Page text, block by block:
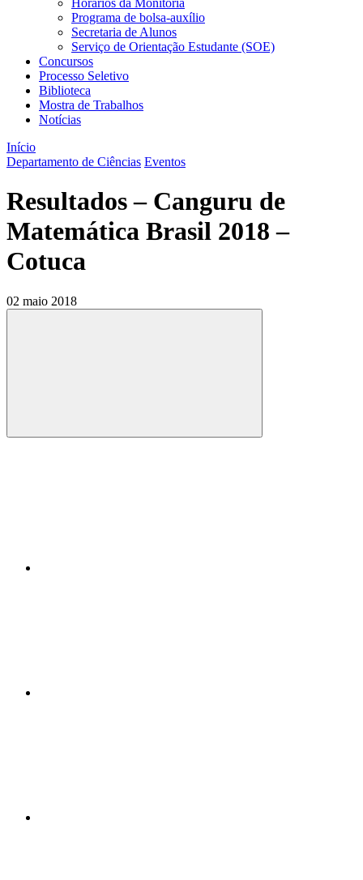
Horários da Monitoria
Programa de bolsa-auxílio
Secretaria de Alunos
Serviço de Orientação Estudante (SOE)
Concursos
Processo Seletivo
Biblioteca
Mostra de Trabalhos
Notícias
Início
Departamento de Ciências Eventos
Resultados – Canguru de
Matemática Brasil 2018 –
Cotuca
02 maio 2018
Compartilhar